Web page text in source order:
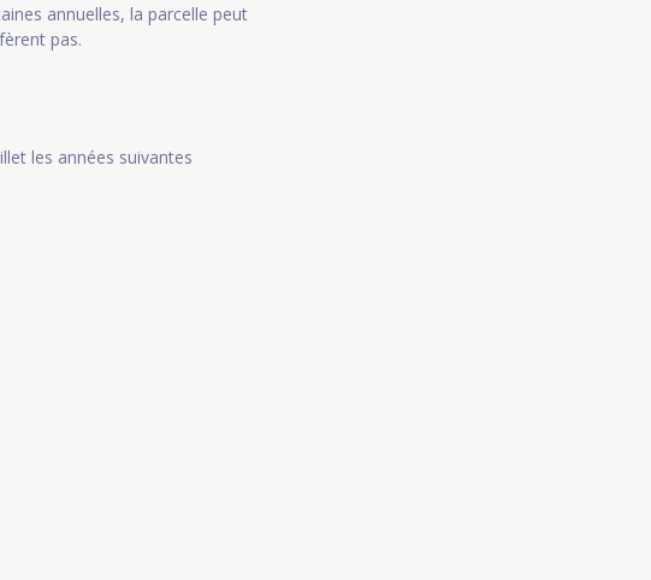
annuelles, la parcelle peut
pas.
les années suivantes